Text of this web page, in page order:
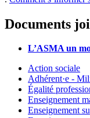
Documents
L’ASMA un
Action sociale
Adhérent·e -
Égalité
Enseignement
Enseignement